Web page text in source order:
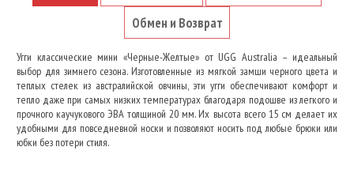
Обмен и Возврат
Угги классические мини «Черные-Желтые» от UGG Australia – идеальный
выбор для зимнего сезона. Изготовленные из мягкой замши черного цвета и
теплых стелек из австралийской овчины, эти угги обеспечивают комфорт и
тепло даже при самых низких температурах благодаря подошве из легкого и
прочного каучукового ЭВА толщиной 20 мм. Их высота всего 15 см делает их
удобными для повседневной носки и позволяют носить под любые брюки или
юбки без потери стиля.